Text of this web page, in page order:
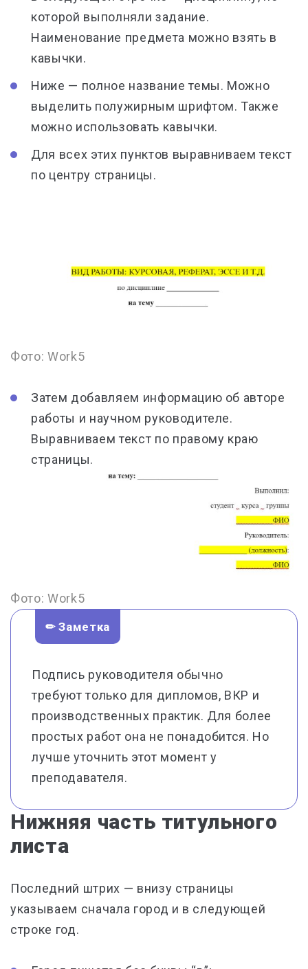
которой выполняли задание.
Наименование предмета можно взять в
кавычки.
Ниже — полное название темы. Можно
выделить полужирным шрифтом. Также
можно использовать кавычки.
Для всех этих пунктов выравниваем текст
по центру страницы.
Фото: Work5
Затем добавляем информацию об авторе
работы и научном руководителе.
Выравниваем текст по правому краю
страницы.
Фото: Work5
✏ Заметка
Подпись руководителя обычно
требуют только для дипломов, ВКР и
производственных практик. Для более
простых работ она не понадобится. Но
лучше уточнить этот момент у
преподавателя.
Нижняя часть титульного
листа
Последний штрих — внизу страницы
указываем сначала город и в следующей
строке год.